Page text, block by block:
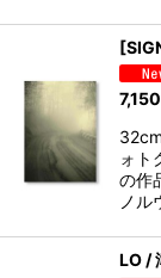
7,150
ォト
の作
ノル
LO /